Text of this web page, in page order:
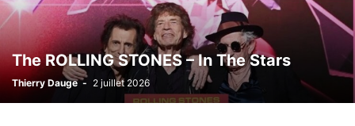
The ROLLING STONES – In The Stars
Thierry Dauge - 2 juillet 2026